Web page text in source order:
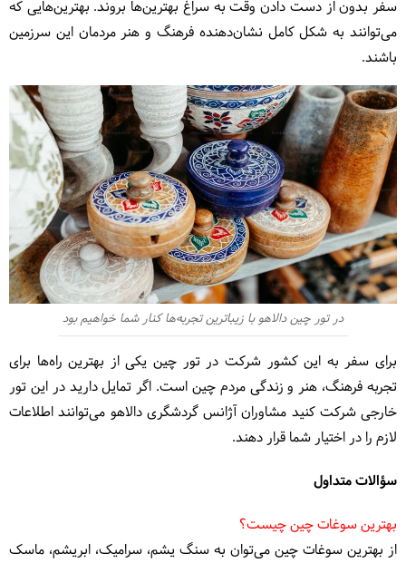
سفر بدون از دست دادن وقت به سراغ بهترین‌ها بروند. بهترین‌هایی که
می‌توانند به شکل کامل نشان‌دهنده فرهنگ و هنر مردمان این سرزمین
باشند.
در تور چین دالاهو با زیباترین تجربه‌ها کنار شما خواهیم بود
برای سفر به این کشور شرکت در تور چین یکی از بهترین راه‌ها برای
تجربه فرهنگ، هنر و زندگی مردم چین است. اگر تمایل دارید در این تور
خارجی شرکت کنید مشاوران آژانس گردشگری دالاهو می‌توانند اطلاعات
لازم را در اختیار شما قرار دهند.
سؤالات متداول
بهترین سوغات چین چیست؟
از بهترین سوغات چین می‌توان به سنگ یشم، سرامیک، ابریشم، ماسک